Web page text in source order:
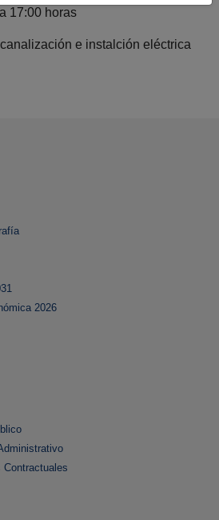
17:00 horas
e instalción eléctrica
2026
Contractuales